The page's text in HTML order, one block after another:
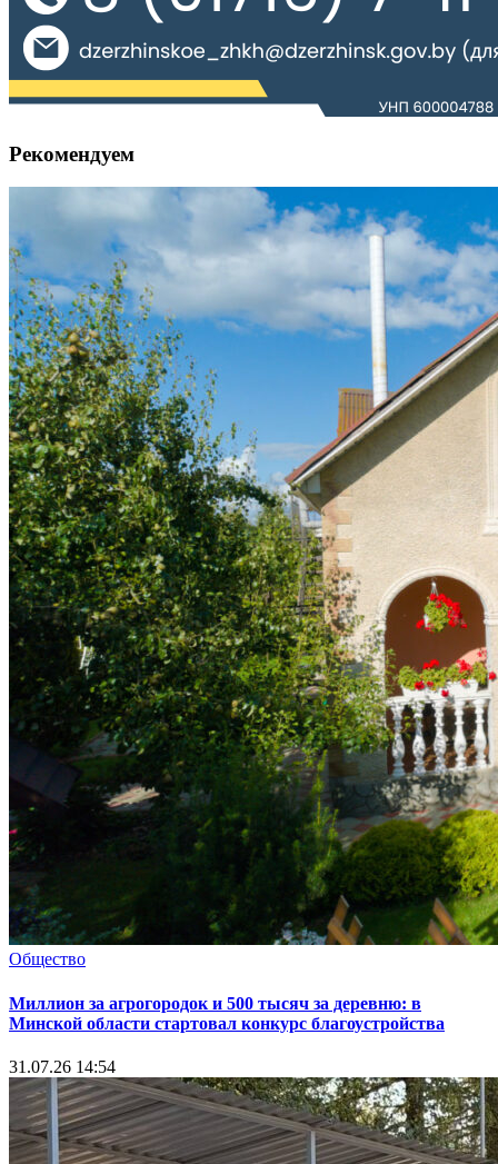
Рекомендуем
Общество
Миллион за агрогородок и 500 тысяч за деревню: в
Минской области стартовал конкурс благоустройства
31.07.26 14:54